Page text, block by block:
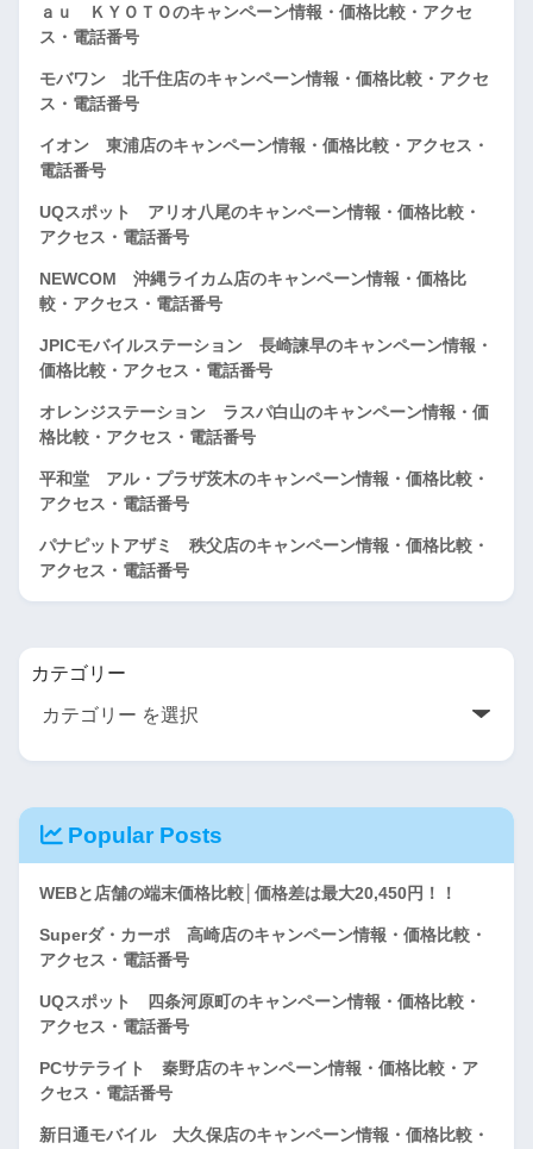
ａｕ ＫＹＯＴＯのキャンペーン情報・価格比較・アクセ
ス・電話番号
モバワン 北千住店のキャンペーン情報・価格比較・アクセ
ス・電話番号
イオン 東浦店のキャンペーン情報・価格比較・アクセス・
電話番号
UQスポット アリオ八尾のキャンペーン情報・価格比較・
アクセス・電話番号
NEWCOM 沖縄ライカム店のキャンペーン情報・価格比
較・アクセス・電話番号
JPICモバイルステーション 長崎諫早のキャンペーン情報・
価格比較・アクセス・電話番号
オレンジステーション ラスパ白山のキャンペーン情報・価
格比較・アクセス・電話番号
平和堂 アル・プラザ茨木のキャンペーン情報・価格比較・
アクセス・電話番号
パナピットアザミ 秩父店のキャンペーン情報・価格比較・
アクセス・電話番号
カテゴリー
Popular Posts
WEBと店舗の端末価格比較│価格差は最大20,450円！！
Superダ・カーポ 高崎店のキャンペーン情報・価格比較・
アクセス・電話番号
UQスポット 四条河原町のキャンペーン情報・価格比較・
アクセス・電話番号
PCサテライト 秦野店のキャンペーン情報・価格比較・ア
クセス・電話番号
新日通モバイル 大久保店のキャンペーン情報・価格比較・